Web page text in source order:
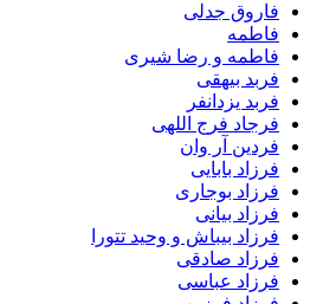
فاروق جدلی
فاطمه
فاطمه و رضا شیری
فربد بیهقی
فربد یزدانفر
فرجاد فرج اللهی
فردین آر وان
فرزاد بابایی
فرزاد بوجاری
فرزاد بیانی
فرزاد بیباش و وحید تتورا
فرزاد صادقی
فرزاد عباسی